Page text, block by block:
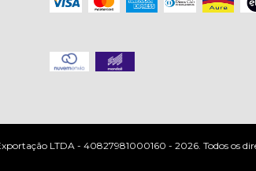
LTDA - 40827981000160 - 2026. Todos os